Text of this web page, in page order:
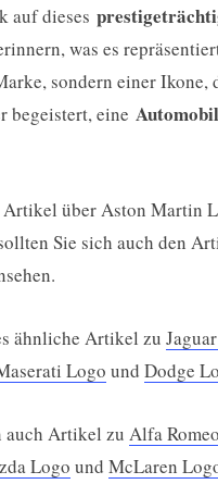
auf dieses
was es
sondern einer Ikone,
begeistert, eine
Artikel über Aston Martin
Sie sich auch den
ähnliche Artikel zu
Logo und Dodge
Artikel zu Alfa
Logo und McLaren